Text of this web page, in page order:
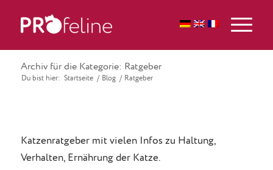
Archiv für die Kategorie: Ratgeber
Du bist hier: Startseite / Blog / Ratgeber
Katzenratgeber mit vielen Infos zu Haltung,
Verhalten, Ernährung der Katze.